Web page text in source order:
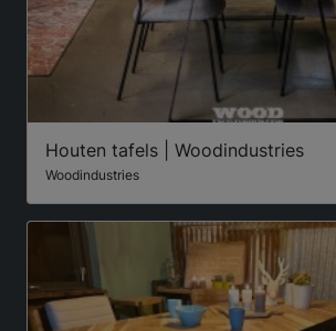
Houten tafels | Woodindustries
Woodindustries